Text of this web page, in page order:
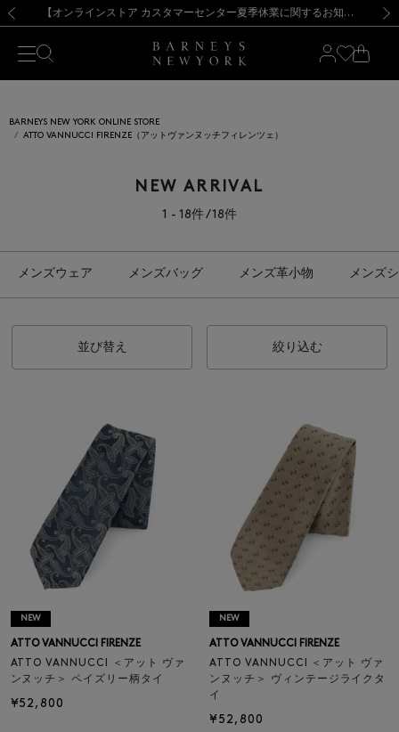
新規登録のお客様も対象！＜MY BARNEYS＞会員のお客様は11,000円（税込）以上のお買上げで常時送料無料！お買い物の際は会員登録を！
【夏季休業に伴う出荷一時停止のお知らせ】(2026.8.7) 【オンラインストア カスタマーセンター夏季休業に関するお知らせ】（2026.8.7）
【夏季休業に伴う返品・交換承り一時停止のお知らせ】（2026.8.5）
熊本県を中心とした地震の影響によるお荷物のお届けについて
【開催中】SUMMER SALEのご案内・ご注意事項 新規登録のお客様も対象！＜MY BARNEYS＞会員のお客様は11,000円（税込）以上のお買上げで常時送料無料！お買い物の際は会員登録を！
【夏季休業に伴う出荷一時停止のお知らせ】(2026.8.7)
BARNEYS NEW YORK ONLINE STORE
ATTO VANNUCCI FIRENZE（アットヴァンヌッチフィレンツェ）
NEW ARRIVAL
1 - 18件 / 18件
メンズウェア メンズバッグ メンズ革小物 メンズ
並び替え 絞り込む
NEW
ATTO VANNUCCI FIRENZE
ATTO VANNUCCI ＜アット ヴァ
ンヌッチ＞ ペイズリー柄タイ
¥52,800
NEW
ATTO VANNUCCI FIRENZE
ATTO VANNUCCI ＜アット ヴァ
ンヌッチ＞ ヴィンテージライクタ
イ
¥52,800